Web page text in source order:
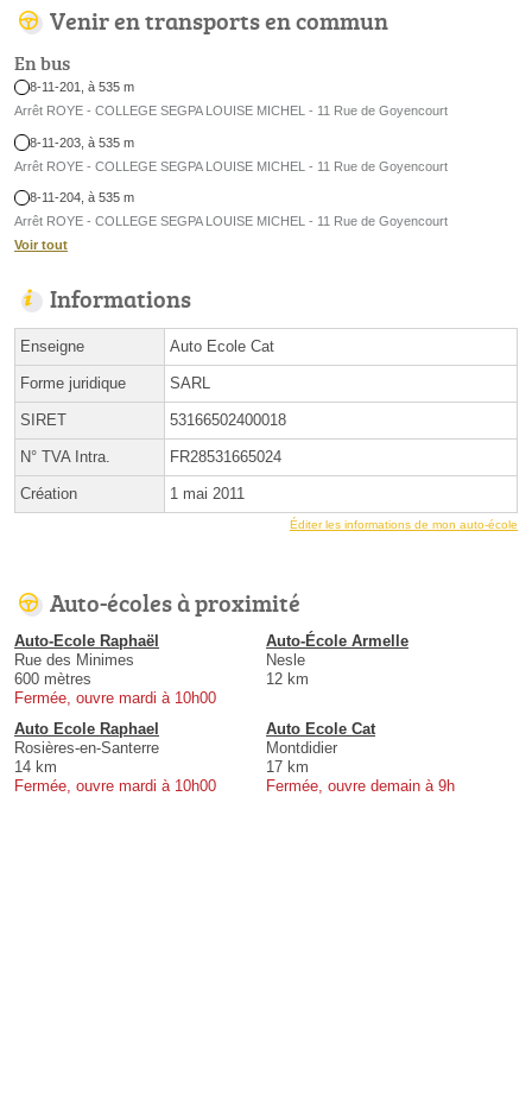
Venir en transports en commun
En bus
8-11-201, à 535 m
Arrêt ROYE - COLLEGE SEGPA LOUISE MICHEL - 11 Rue de Goyencourt
8-11-203, à 535 m
Arrêt ROYE - COLLEGE SEGPA LOUISE MICHEL - 11 Rue de Goyencourt
8-11-204, à 535 m
Arrêt ROYE - COLLEGE SEGPA LOUISE MICHEL - 11 Rue de Goyencourt
Voir tout
Informations
Enseigne Auto Ecole Cat
Forme juridique SARL
SIRET 53166502400018
N° TVA Intra. FR28531665024
Création 1 mai 2011
Éditer les informations de mon auto-école
Auto-écoles à proximité
Auto-Ecole Raphaël
Rue des Minimes
600 mètres
Fermée, ouvre mardi à 10h00
Auto-École Armelle
Nesle
12 km
Auto Ecole Raphael
Rosières-en-Santerre
14 km
Fermée, ouvre mardi à 10h00
Auto Ecole Cat
Montdidier
17 km
Fermée, ouvre demain à 9h